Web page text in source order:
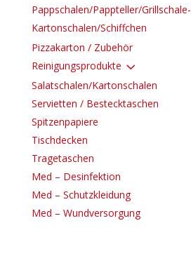
Pappschalen/Pappteller/Grillschale-
Kartonschalen/Schiffchen
Pizzakarton / Zubehör
Reinigungsprodukte 3
Salatschalen/Kartonschalen
Servietten / Bestecktaschen
Spitzenpapiere
Tischdecken
Tragetaschen
Med – Desinfektion
Med – Schutzkleidung
Med – Wundversorgung